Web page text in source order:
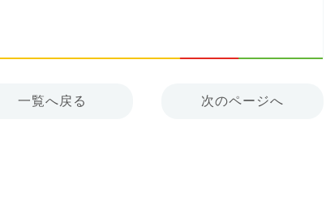
一覧へ戻る 次のページへ